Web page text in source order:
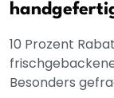
10 Prozent
Besonders